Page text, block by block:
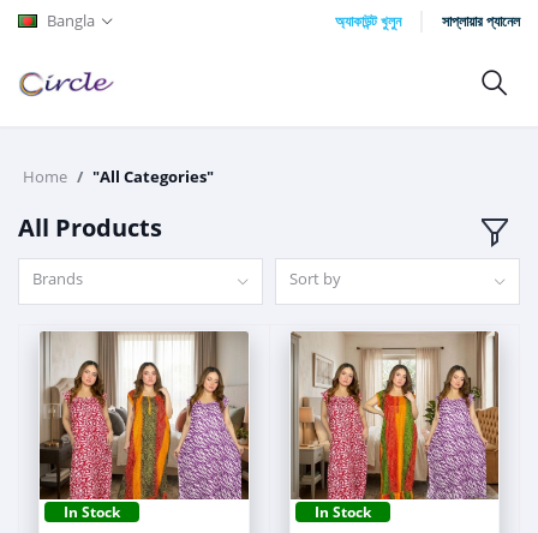
Bangla অ্যাকাউন্ট খুলুন সাপ্লায়ার প্যানেল
Home "All Categories"
All Products
Brands Sort by
In Stock In Stock